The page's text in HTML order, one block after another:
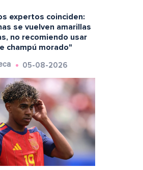
expertos coinciden:
se vuelven amarillas
no recomiendo usar
champú morado"
05-08-2026